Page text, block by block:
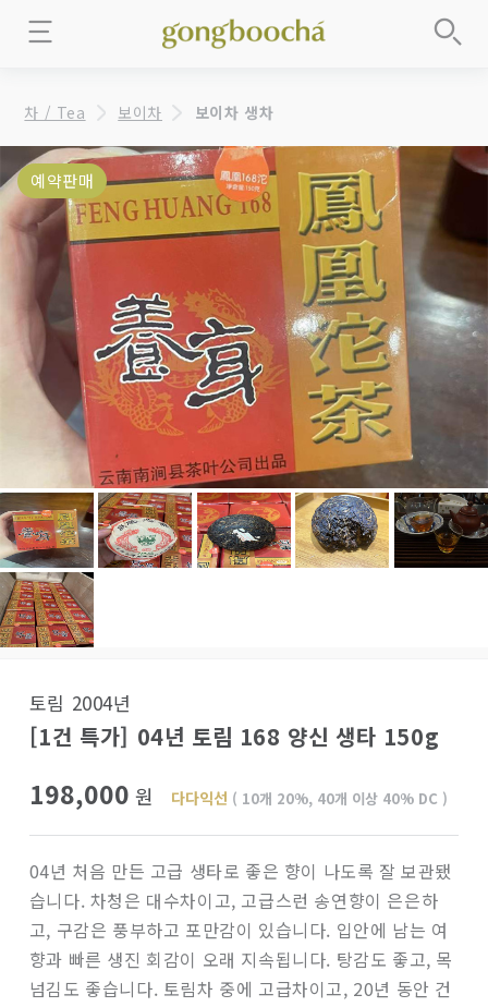
차 / Tea 보이차 보이차 생차
예약판매
토림 2004년
[1건 특가] 04년 토림 168 양신 생타 150g
198,000 원 다다익선 ( 10개 20%, 40개 이상 40% DC )
04년 처음 만든 고급 생타로 좋은 향이 나도록 잘 보관됐
습니다. 차청은 대수차이고, 고급스런 송연향이 은은하
고, 구감은 풍부하고 포만감이 있습니다. 입안에 남는 여
향과 빠른 생진 회감이 오래 지속됩니다. 탕감도 좋고, 목
넘김도 좋습니다. 토림차 중에 고급차이고, 20년 동안 건